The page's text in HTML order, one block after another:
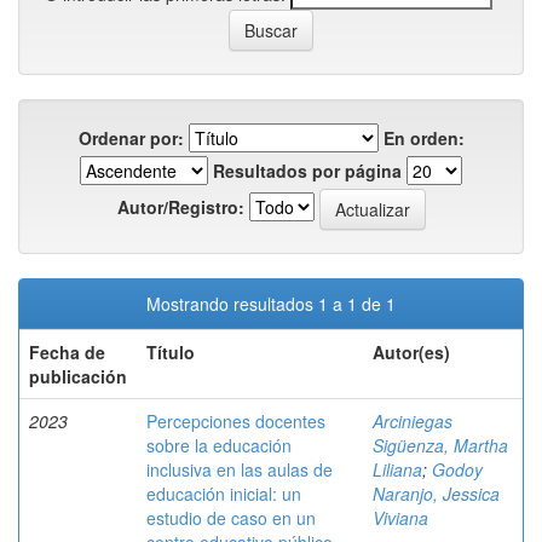
Ordenar por:
En orden:
Resultados por página
Autor/Registro:
Mostrando resultados 1 a 1 de 1
Fecha de
publicación
Título Autor(es)
2023
Percepciones docentes
sobre la educación
inclusiva en las aulas de
educación inicial: un
estudio de caso en un
Arciniegas
Sigüenza, Martha
Liliana; Godoy
Naranjo, Jessica
Viviana